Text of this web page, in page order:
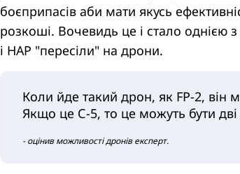
боєприпасів аби мати якусь
розкоші. Вочевидь це і стало однією
і НАР "пересіли" на дрони.
Коли йде такий дрон, як FP-2, він
Якщо це С-5, то це можуть бути дві
- оцінив можливості дронів експерт.